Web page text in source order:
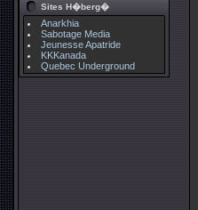
Sites H�berg�
Anarkhia
Sabotage Media
Jeunesse Apatride
KKKanada
Quebec Underground